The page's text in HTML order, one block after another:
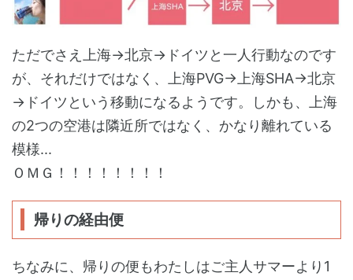
ただでさえ上海→北京→ドイツと一人行動なのです
が、それだけではなく、上海PVG→上海SHA→北京
→ドイツという移動になるようです。しかも、上海
の2つの空港は隣近所ではなく、かなり離れている
模様...
ＯＭＧ！！！！！！！！
帰りの経由便
ちなみに、帰りの便もわたしはご主人サマーより1